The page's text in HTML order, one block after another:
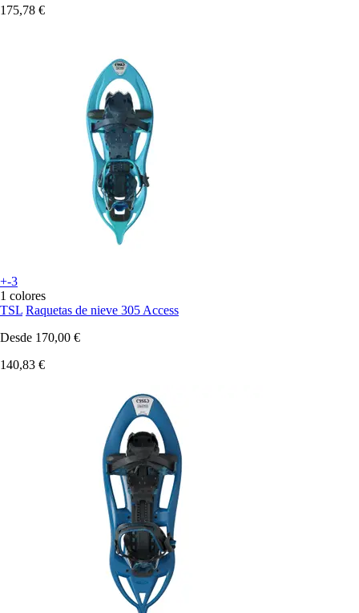
175,78 €
+-3
1 colores
TSL Raquetas de nieve 305 Access
Desde 170,00 €
140,83 €